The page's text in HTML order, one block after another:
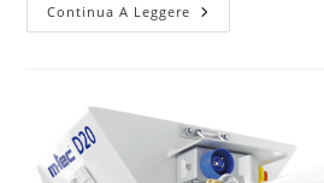
Continua A Leggere